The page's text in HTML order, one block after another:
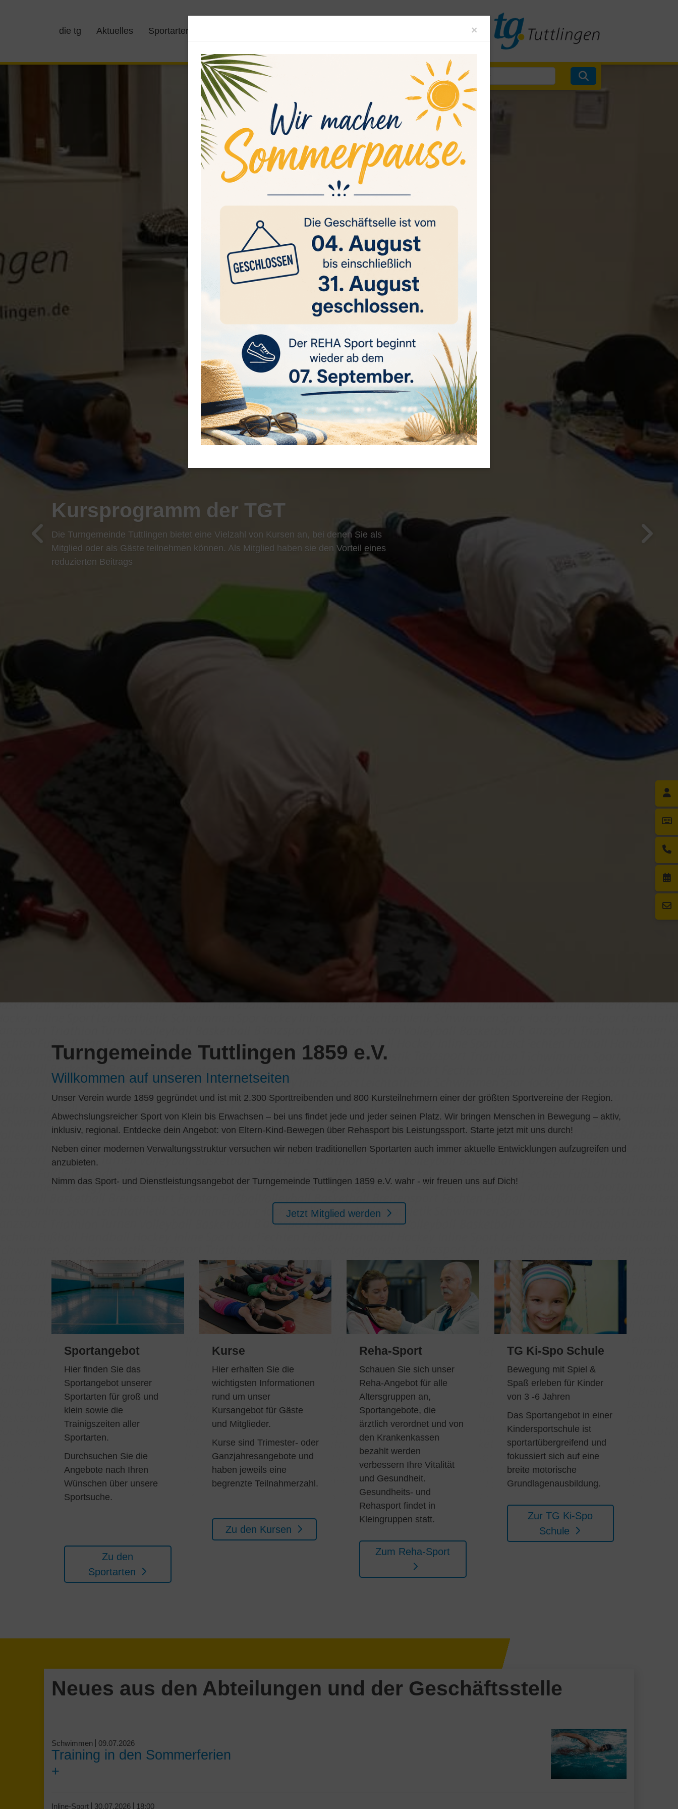
die tg Aktuelles Sportarten
Reha-Sport in unserem Kursraum
Zum Reha-Sport
Turngemeinde Tuttlingen 1859 e.V.
Willkommen auf unseren Internetseiten
Unser Verein wurde 1859 gegründet und ist mit 2.300 Sporttreibenden und 800 Kursteilnehmern einer der größten Sportvereine der Region.
Abwechslungsreicher Sport von Klein bis Erwachsen – bei uns findet jede und jeder seinen Platz. Wir bringen Menschen in Bewegung – aktiv,
inklusiv, regional. Entdecke dein Angebot: von Eltern‑Kind‑Bewegen über Rehasport bis Leistungssport. Starte jetzt mit uns durch!
Neben einer modernen Verwaltungsstruktur versuchen wir neben traditionellen Sportarten auch immer aktuelle Entwicklungen aufzugreifen und
anzubieten.
Nimm das Sport- und Dienstleistungsangebot der Turngemeinde Tuttlingen 1859 e.V. wahr - wir freuen uns auf Dich!
Jetzt Mitglied werden
Sportangebot
Hier finden Sie das
Sportangebot unserer
Sportarten für groß und
klein sowie die
Trainigszeiten aller
Sportarten.
Durchsuchen Sie die
Angebote nach Ihren
Wünschen über unsere
Sportsuche.
Zu den
Sportarten
Kurse
Hier erhalten Sie die
wichtigsten Informationen
rund um unser
Kursangebot für Gäste
und Mitglieder.
Kurse sind Trimester- oder
Ganzjahresangebote und
haben jeweils eine
begrenzte Teilnahmerzahl.
Zu den Kursen
Reha-Sport
Schauen Sie sich unser
Reha-Angebot für alle
Altersgruppen an,
Sportangebote, die
ärztlich verordnet und von
den Krankenkassen
bezahlt werden
verbessern Ihre Vitalität
und Gesundheit.
Gesundheits- und
Rehasport findet in
Kleingruppen statt.
Zum Reha-Sport
TG Ki-Spo Schule
Bewegung mit Spiel &
Spaß erleben für Kinder
von 3 -6 Jahren
Das Sportangebot in einer
Kindersportschule ist
sportartübergreifend und
fokussiert sich auf eine
breite motorische
Grundlagenausbildung.
Zur TG Ki-Spo
Schule
Neues aus den Abteilungen und der Geschäftsstelle
Schwimmen 09.07.2026
Training in den Sommerferien
+
Inline-Sport 30.07.2026 18:00
× Close